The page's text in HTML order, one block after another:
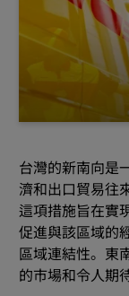
台灣的新南向是
濟和出口貿易往
這項措施旨在實
促進與該區域的
區域連結性。東
的市場和令人期